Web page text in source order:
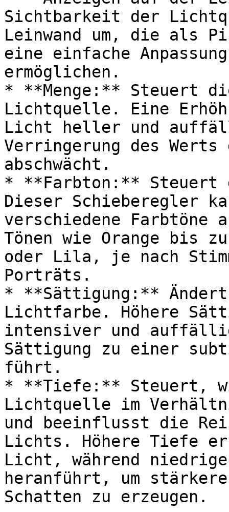
Sichtbarkeit der
Leinwand um, die als
eine einfache
ermöglichen.
* **Menge:** Steuert
Lichtquelle. Eine
Licht heller und
Verringerung des
abschwächt.
* **Farbton:** Steuert
Dieser Schieberegler
verschiedene Farbtöne
Tönen wie Orange bis
oder Lila, je nach
Porträts.
* **Sättigung:**
Lichtfarbe. Höhere
intensiver und
Sättigung zu einer
führt.
* **Tiefe:** Steuert,
Lichtquelle im
und beeinflusst die
Lichts. Höhere Tiefe
Licht, während
heranführt, um
Schatten zu erzeugen.